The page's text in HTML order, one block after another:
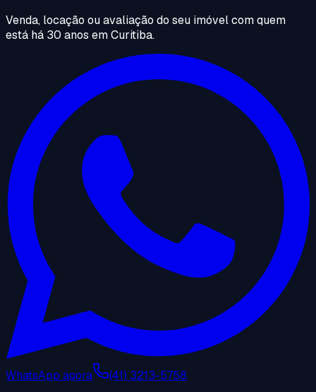
Venda, locação ou avaliação do seu imóvel com quem
está há 30 anos em Curitiba.
WhatsApp agora (41) 3213-5758